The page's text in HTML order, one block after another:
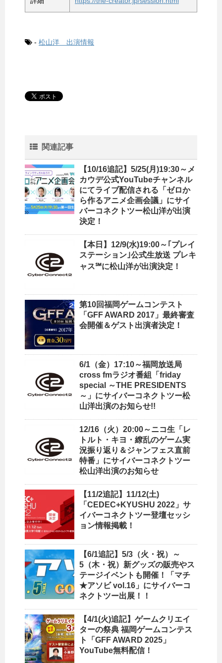
- 松山洋 出演情報
関連記事
【10/16追記】5/25(月)19:30～メ
カウデ公式YouTubeチャンネル
にてライブ配信される「ゼロか
ら作るアニメ企画会議」にサイ
バーコネクトツー松山洋が出演
決定！
【本日】12/9(水)19:00～｢プレイ
ステーション｣公式生放送 プレキ
ャス℠に松山洋が出演決定！
第10回福岡ゲームコンテスト
「GFF AWARD 2017」最終審査
会開催＆ゲスト出演者決定！
6/1（金）17:10～福岡放送局
cross fmラジオ番組「friday
special ～THE PRESIDENTS
～」にサイバーコネクトツー松
山洋出演のお知らせ!!
12/16（火）20:00～ニコ生「レ
トルト・キヨ・繚乱のゲーム実
況振り返り＆ジャンフェス直前
特番」にサイバーコネクトツー
松山洋出演のお知らせ
【11/2追記】11/12(土)
「CEDEC+KYUSHU 2022」サ
イバーコネクトツー登壇セッシ
ョン情報掲載！
【6/1追記】5/3（火・祝）～
5（木・祝）新グッズの販売やス
テージイベントも開催！「マチ
★アソビ vol.16」にサイバーコ
ネクトツー出展！！
【4/1(火)追記】ゲームクリエイ
ターの祭典 福岡ゲームコンテス
ト「GFF AWARD 2025」
YouTube無料配信！